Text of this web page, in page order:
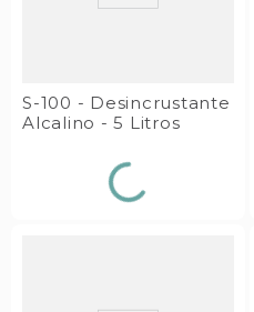
S-100 - Desincrustante
Alcalino - 5 Litros